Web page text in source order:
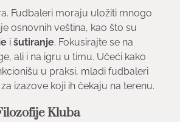
Fudbaleri moraju uložiti mnogo
osnovnih veština, kao što su
i šutiranje. Fokusirajte se na
ali i na igru u timu. Učeći kako
u praksi, mladi fudbaleri
izazove koji ih čekaju na terenu.
Kluba